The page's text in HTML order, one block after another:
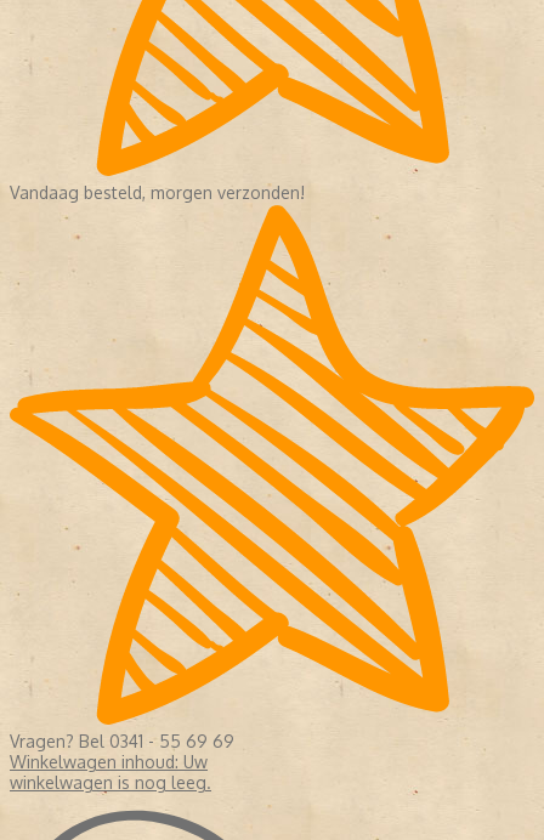
Vandaag besteld, morgen verzonden!
Vragen? Bel 0341 - 55 69 69
Winkelwagen inhoud: Uw
winkelwagen is nog leeg.